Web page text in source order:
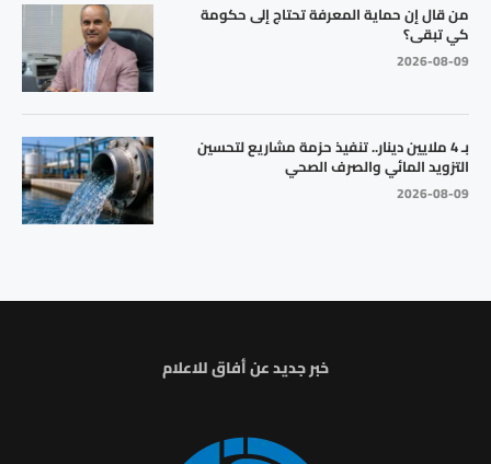
من قال إن حماية المعرفة تحتاج إلى حكومة
كي تبقى؟
2026-08-09
بـ 4 ملايين دينار.. تنفيذ حزمة مشاريع لتحسين
التزويد المائي والصرف الصحي
2026-08-09
خبر جديد عن أفاق للاعلام